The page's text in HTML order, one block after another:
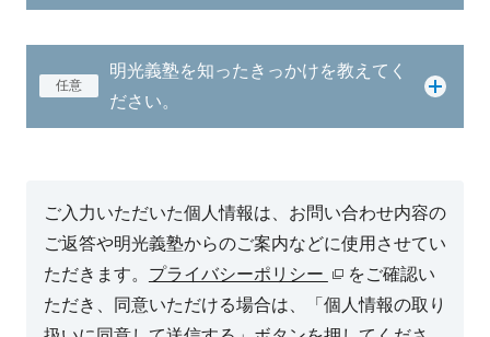
任意
明光義塾を知ったきっかけを教えてく
ださい。
ご入力いただいた個人情報は、お問い合わせ内容の
ご返答や明光義塾からのご案内などに使用させてい
ただきます。 プライバシーポリシー
をご確認い
ただき、同意いただける場合は、「個人情報の取り